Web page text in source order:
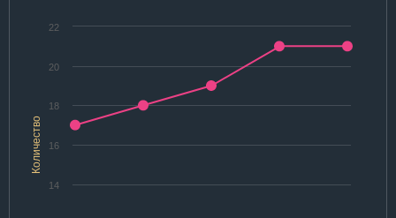
Количество
14
16
18
20
22